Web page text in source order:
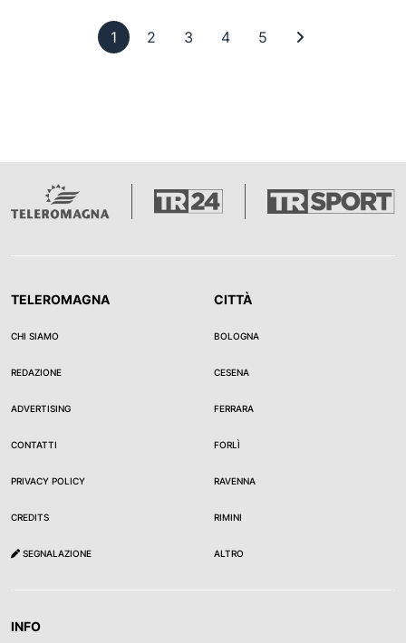
1 Pagina 1
2 Pagina 2
3 Pagina 3
4Pagina 4
5 Pagina 5
TELEROMAGNA
CHI SIAMO
REDAZIONE
ADVERTISING
CONTATTI
PRIVACY POLICY
CREDITS
SEGNALAZIONE
CITTÀ
BOLOGNA
CESENA
FERRARA
FORLÌ
RAVENNA
RIMINI
ALTRO
INFO